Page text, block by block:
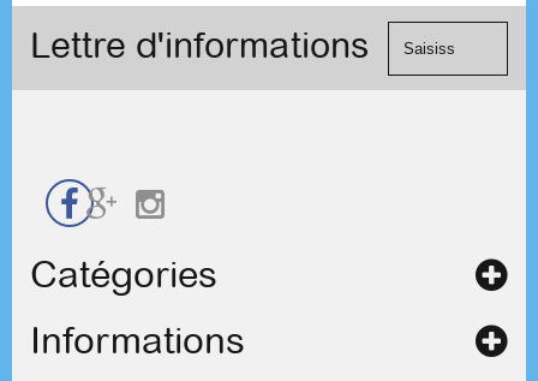
de
Visa, ...) et
Lettre d'informations
Catégories
Informations